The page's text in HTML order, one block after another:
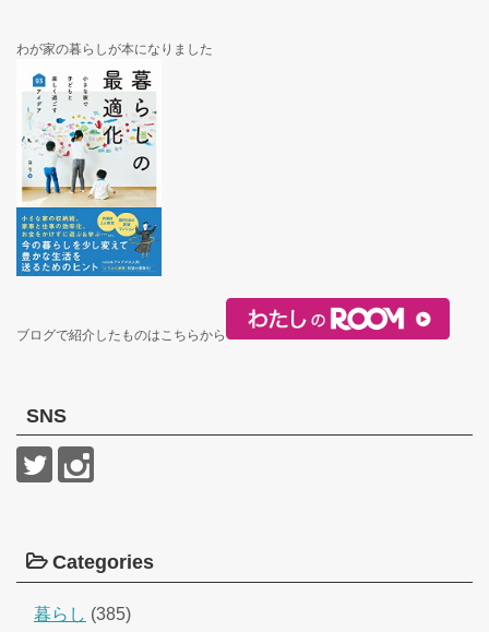
わが家の暮らしが本になりました
ブログで紹介したものはこちらから
SNS
Categories
暮らし (385)